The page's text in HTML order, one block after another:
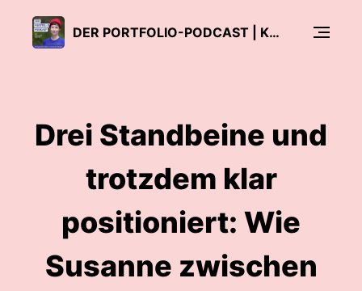
DER PORTFOLIO-PODCAST | KREATIV ERFOLGREICH IN ILLUSTRATION UND DESIGN
Drei Standbeine und
trotzdem klar
positioniert: Wie
Susanne zwischen